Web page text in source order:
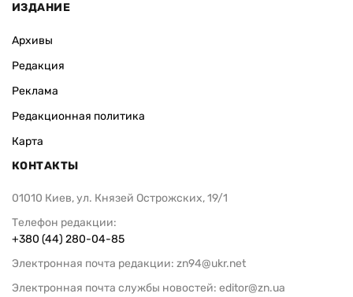
ИЗДАНИЕ
Архивы
Редакция
Реклама
Редакционная политика
Карта
КОНТАКТЫ
01010 Киев, ул. Князей Острожских, 19/1
Телефон редакции:
+380 (44) 280-04-85
Электронная почта редакции: zn94@ukr.net
Электронная почта службы новостей: editor@zn.ua